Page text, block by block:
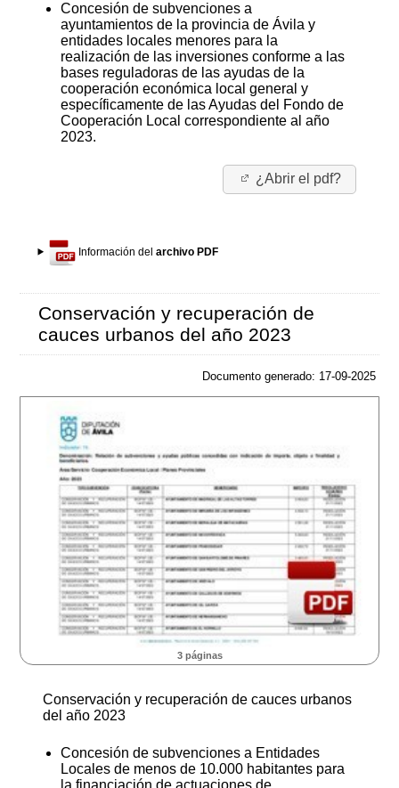
Concesión de subvenciones a
ayuntamientos de la provincia de Ávila y
entidades locales menores para la
realización de las inversiones conforme a las
bases reguladoras de las ayudas de la
cooperación económica local general y
específicamente de las Ayudas del Fondo de
Cooperación Local correspondiente al año
2023.
¿Abrir el pdf?
Información delarchivo PDF
Conservación y recuperación de
cauces urbanos del año 2023
Documento generado: 17-09-2025
3 páginas
Conservación y recuperación de cauces urbanos
del año 2023
Concesión de subvenciones a Entidades
Locales de menos de 10.000 habitantes para
la financiación de actuaciones de